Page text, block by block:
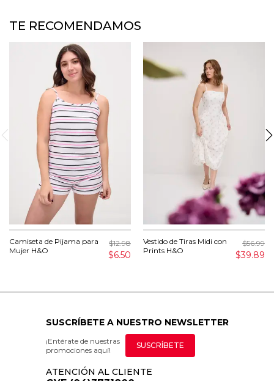
TE RECOMENDAMOS
Camiseta de Pijama para
Mujer H&O
$12.98
$6.50
Vestido de Tiras Midi con
Prints H&O
$56.99
$39.89
SUSCRÍBETE A NUESTRO NEWSLETTER
¡Entérate de nuestras
promociones aquí!
SUSCRÍBETE
ATENCIÓN AL CLIENTE